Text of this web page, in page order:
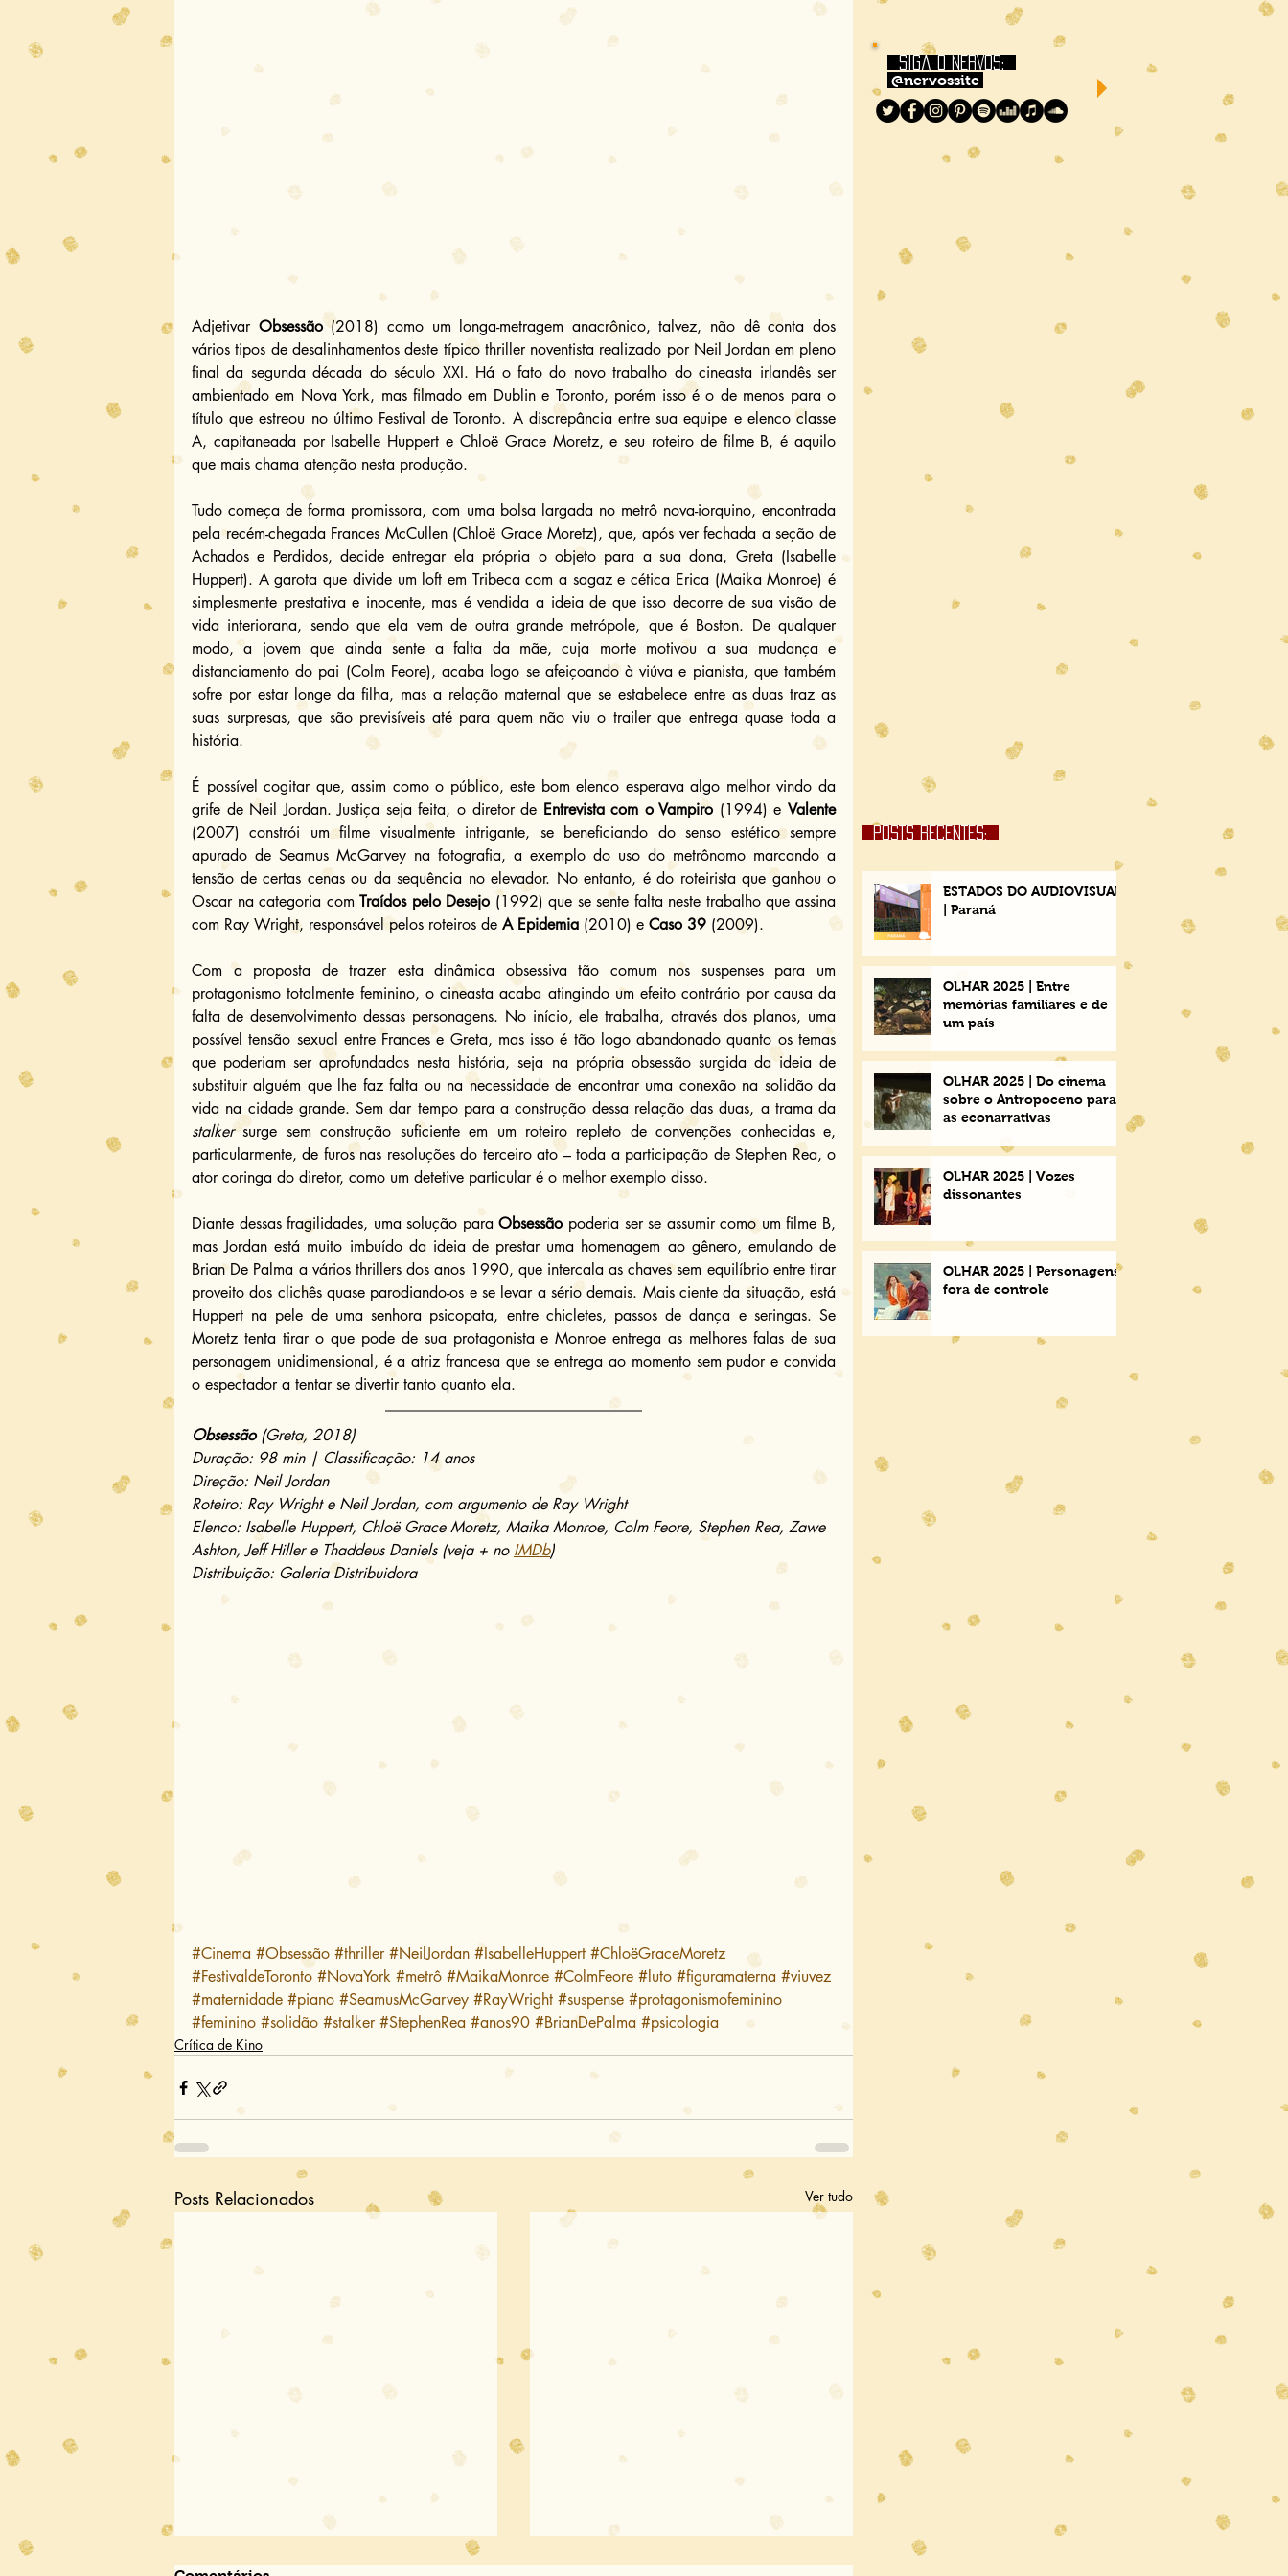
Adjetivar Obsessão (2018) como um longa-metragem anacrônico, talvez, não dê conta dos
vários tipos de desalinhamentos deste típico thriller noventista realizado por Neil Jordan em pleno
final da segunda década do século XXI. Há o fato do novo trabalho do cineasta irlandês ser
ambientado em Nova York, mas filmado em Dublin e Toronto, porém isso é o de menos para o
título que estreou no último Festival de Toronto. A discrepância entre sua equipe e elenco classe
A, capitaneada por Isabelle Huppert e Chloë Grace Moretz, e seu roteiro de filme B, é aquilo
que mais chama atenção nesta produção.
Tudo começa de forma promissora, com uma bolsa largada no metrô nova-iorquino, encontrada
pela recém-chegada Frances McCullen (Chloë Grace Moretz), que, após ver fechada a seção de
Achados e Perdidos, decide entregar ela própria o objeto para a sua dona, Greta (Isabelle
Huppert). A garota que divide um loft em Tribeca com a sagaz e cética Erica (Maika Monroe) é
simplesmente prestativa e inocente, mas é vendida a ideia de que isso decorre de sua visão de
vida interiorana, sendo que ela vem de outra grande metrópole, que é Boston. De qualquer
modo, a jovem que ainda sente a falta da mãe, cuja morte motivou a sua mudança e
distanciamento do pai (Colm Feore), acaba logo se afeiçoando à viúva e pianista, que também
sofre por estar longe da filha, mas a relação maternal que se estabelece entre as duas traz as
suas surpresas, que são previsíveis até para quem não viu o trailer que entrega quase toda a
história.
É possível cogitar que, assim como o público, este bom elenco esperava algo melhor vindo da
grife de Neil Jordan. Justiça seja feita, o diretor de Entrevista com o Vampiro (1994) e Valente
(2007) constrói um filme visualmente intrigante, se beneficiando do senso estético sempre
apurado de Seamus McGarvey na fotografia, a exemplo do uso do metrônomo marcando a
tensão de certas cenas ou da sequência no elevador. No entanto, é do roteirista que ganhou o
Oscar na categoria com Traídos pelo Desejo (1992) que se sente falta neste trabalho que assina
com Ray Wright, responsável pelos roteiros de A Epidemia (2010) e Caso 39 (2009).
Com a proposta de trazer esta dinâmica obsessiva tão comum nos suspenses para um
protagonismo totalmente feminino, o cineasta acaba atingindo um efeito contrário por causa da
falta de desenvolvimento dessas personagens. No início, ele trabalha, através dos planos, uma
possível tensão sexual entre Frances e Greta, mas isso é tão logo abandonado quanto os temas
que poderiam ser aprofundados nesta história, seja na própria obsessão surgida da ideia de
substituir alguém que lhe faz falta ou na necessidade de encontrar uma conexão na solidão da
stalker surge sem construção suficiente em um roteiro repleto de convenções conhecidas e,
particularmente, de furos nas resoluções do terceiro ato – toda a participação de Stephen Rea, o
ator coringa do diretor, como um detetive particular é o melhor exemplo disso.
Diante dessas fragilidades, uma solução para Obsessão poderia ser se assumir como um filme B,
mas Jordan está muito imbuído da ideia de prestar uma homenagem ao gênero, emulando de
Brian De Palma a vários thrillers dos anos 1990, que intercala as chaves sem equilíbrio entre tirar
proveito dos clichês quase parodiando-os e se levar a sério demais. Mais ciente da situação, está
Huppert na pele de uma senhora psicopata, entre chicletes, passos de dança e seringas. Se
Moretz tenta tirar o que pode de sua protagonista e Monroe entrega as melhores falas de sua
personagem unidimensional, é a atriz francesa que se entrega ao momento sem pudor e convida
o espectador a tentar se divertir tanto quanto ela.
Obsessão (Greta, 2018)
Duração: 98 min | Classificação: 14 anos
Direção: Neil Jordan
Roteiro: Ray Wright e Neil Jordan, com argumento de Ray Wright
Elenco: Isabelle Huppert, Chloë Grace Moretz, Maika Monroe, Colm Feore, Stephen Rea, Zawe
Ashton, Jeff Hiller e Thaddeus Daniels (veja + no IMDb)
Distribuição: Galeria Distribuidora
#Cinema #Obsessão #thriller #NeilJordan #IsabelleHuppert #ChloëGraceMoretz
#FestivaldeToronto #NovaYork #metrô #MaikaMonroe #ColmFeore #luto #figuramaterna #viuvez
#maternidade #piano #SeamusMcGarvey #RayWright #suspense #protagonismofeminino
#feminino #solidão #stalker #StephenRea #anos90 #BrianDePalma #psicologia
Crítica de Kino
Posts Relacionados Ver tudo
siga o NERVOS:
@nervossite
POSTS RECENTES;
ESTADOS DO AUDIOVISUAL
| Paraná
OLHAR 2025 | Entre
memórias familiares e de
um país
OLHAR 2025 | Do cinema
sobre o Antropoceno para
as econarrativas
OLHAR 2025 | Vozes
dissonantes
OLHAR 2025 | Personagens
fora de controle